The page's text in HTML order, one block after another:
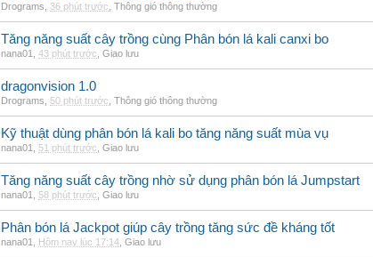
Drograms 36 phút trước Thông gió thông thường
Tăng năng suất cây trồng cùng Phân bón lá kali canxi bo
nana01 43 phút trước Giao lưu
dragonvision 1.0
Drograms 50 phút trước Thông gió thông thường
Kỹ thuật dùng phân bón lá kali bo tăng năng suất mùa vụ
nana01 51 phút trước Giao lưu
Tăng năng suất cây trồng nhờ sử dụng phân bón lá Jumpstart
nana01 58 phút trước Giao lưu
Phân bón lá Jackpot giúp cây trồng tăng sức đề kháng tốt
nana01 Hôm nay lúc 17:14 Giao lưu